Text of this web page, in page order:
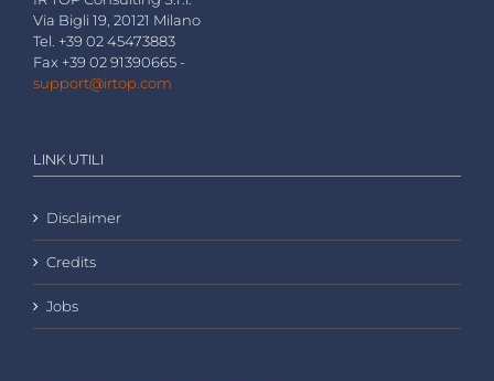
Via Bigli 19, 20121 Milano
Tel. +39 02 45473883
Fax +39 02 91390665 -
support@irtop.com
LINK UTILI
Disclaimer
Credits
Jobs